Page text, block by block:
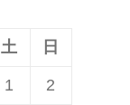
土 日
1 2